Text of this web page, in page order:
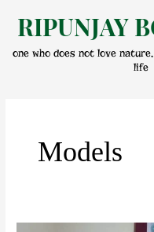
content
RIPUNJAY
one who does not love
life
Models